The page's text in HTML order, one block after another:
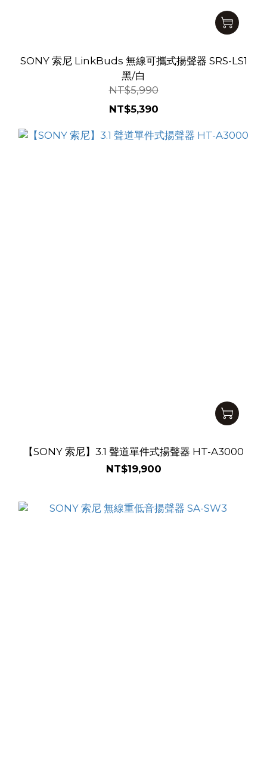
SONY 索尼 LinkBuds 無線可攜式揚聲器 SRS-LS1
黑/白
NT$5,990
NT$5,390
【SONY 索尼】3.1 聲道單件式揚聲器 HT-A3000
NT$19,900